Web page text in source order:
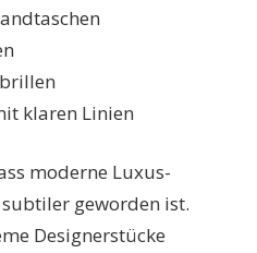
klaren Linien
moderne Luxus-
geworden ist.
Designerstücke